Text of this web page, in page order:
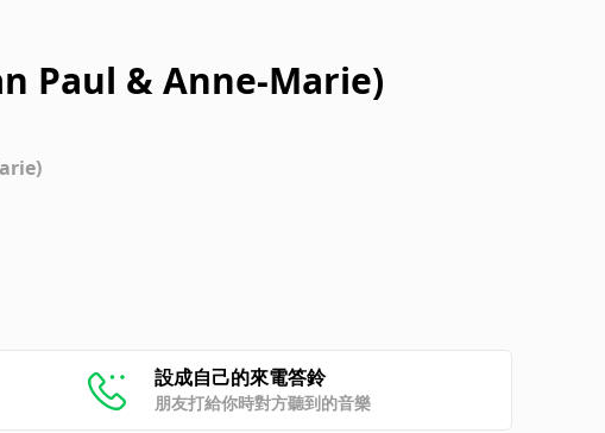
Paul & Anne-Marie)
設成自己的來電答鈴
朋友打給你時對方聽到的音樂